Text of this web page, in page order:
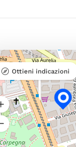
Ottieni indicazioni